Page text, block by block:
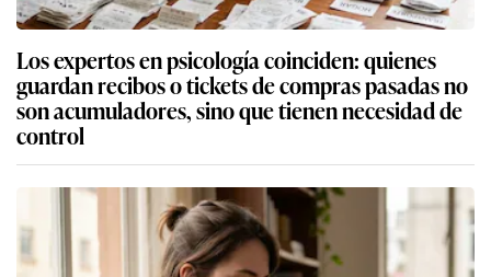
Los expertos en psicología coinciden: quienes
guardan recibos o tickets de compras pasadas no
son acumuladores, sino que tienen necesidad de
control